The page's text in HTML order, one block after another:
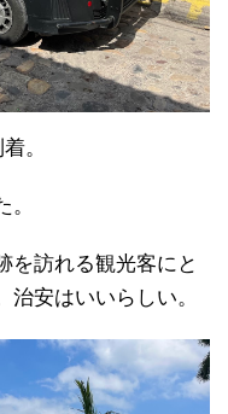
。
を訪れる観光客にと
安はいいらしい。